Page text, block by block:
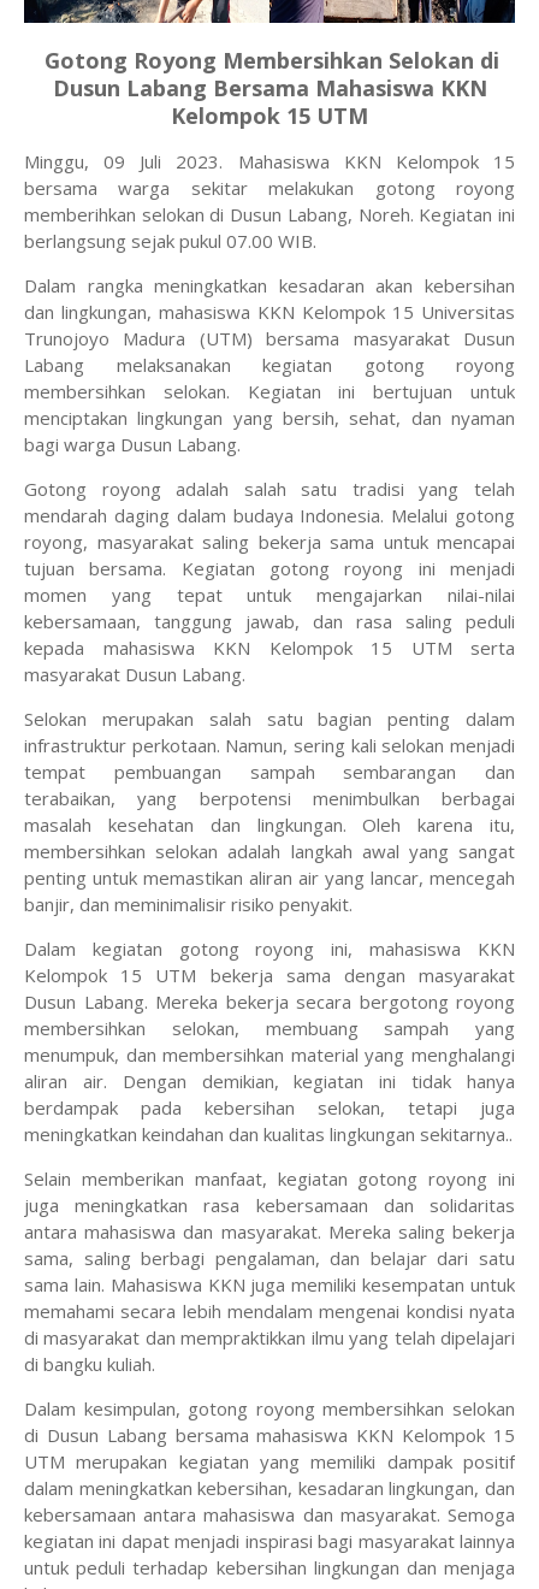
Gotong Royong Membersihkan Selokan di
Dusun Labang Bersama Mahasiswa KKN
Kelompok 15 UTM
Minggu, 09 Juli 2023. Mahasiswa KKN Kelompok 15
bersama warga sekitar melakukan gotong royong
memberihkan selokan di Dusun Labang, Noreh. Kegiatan ini
berlangsung sejak pukul 07.00 WIB.
Dalam rangka meningkatkan kesadaran akan kebersihan
dan lingkungan, mahasiswa KKN Kelompok 15 Universitas
Trunojoyo Madura (UTM) bersama masyarakat Dusun
Labang melaksanakan kegiatan gotong royong
membersihkan selokan. Kegiatan ini bertujuan untuk
menciptakan lingkungan yang bersih, sehat, dan nyaman
bagi warga Dusun Labang.
Gotong royong adalah salah satu tradisi yang telah
mendarah daging dalam budaya Indonesia. Melalui gotong
royong, masyarakat saling bekerja sama untuk mencapai
tujuan bersama. Kegiatan gotong royong ini menjadi
momen yang tepat untuk mengajarkan nilai-nilai
kebersamaan, tanggung jawab, dan rasa saling peduli
kepada mahasiswa KKN Kelompok 15 UTM serta
masyarakat Dusun Labang.
Selokan merupakan salah satu bagian penting dalam
infrastruktur perkotaan. Namun, sering kali selokan menjadi
tempat pembuangan sampah sembarangan dan
terabaikan, yang berpotensi menimbulkan berbagai
masalah kesehatan dan lingkungan. Oleh karena itu,
membersihkan selokan adalah langkah awal yang sangat
penting untuk memastikan aliran air yang lancar, mencegah
banjir, dan meminimalisir risiko penyakit.
Dalam kegiatan gotong royong ini, mahasiswa KKN
Kelompok 15 UTM bekerja sama dengan masyarakat
Dusun Labang. Mereka bekerja secara bergotong royong
membersihkan selokan, membuang sampah yang
menumpuk, dan membersihkan material yang menghalangi
aliran air. Dengan demikian, kegiatan ini tidak hanya
berdampak pada kebersihan selokan, tetapi juga
meningkatkan keindahan dan kualitas lingkungan sekitarnya..
Selain memberikan manfaat, kegiatan gotong royong ini
juga meningkatkan rasa kebersamaan dan solidaritas
antara mahasiswa dan masyarakat. Mereka saling bekerja
sama, saling berbagi pengalaman, dan belajar dari satu
sama lain. Mahasiswa KKN juga memiliki kesempatan untuk
memahami secara lebih mendalam mengenai kondisi nyata
di masyarakat dan mempraktikkan ilmu yang telah dipelajari
di bangku kuliah.
Dalam kesimpulan, gotong royong membersihkan selokan
di Dusun Labang bersama mahasiswa KKN Kelompok 15
UTM merupakan kegiatan yang memiliki dampak positif
dalam meningkatkan kebersihan, kesadaran lingkungan, dan
kebersamaan antara mahasiswa dan masyarakat. Semoga
kegiatan ini dapat menjadi inspirasi bagi masyarakat lainnya
untuk peduli terhadap kebersihan lingkungan dan menjaga